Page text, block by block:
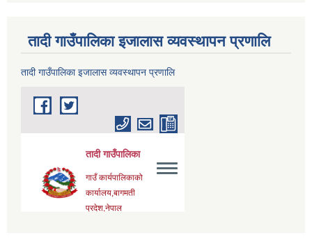
तादी गाउँपालिका इजालास व्यवस्थापन प्रणालि
तादी गाउँपालिका इजालास व्यवस्थापन प्रणालि